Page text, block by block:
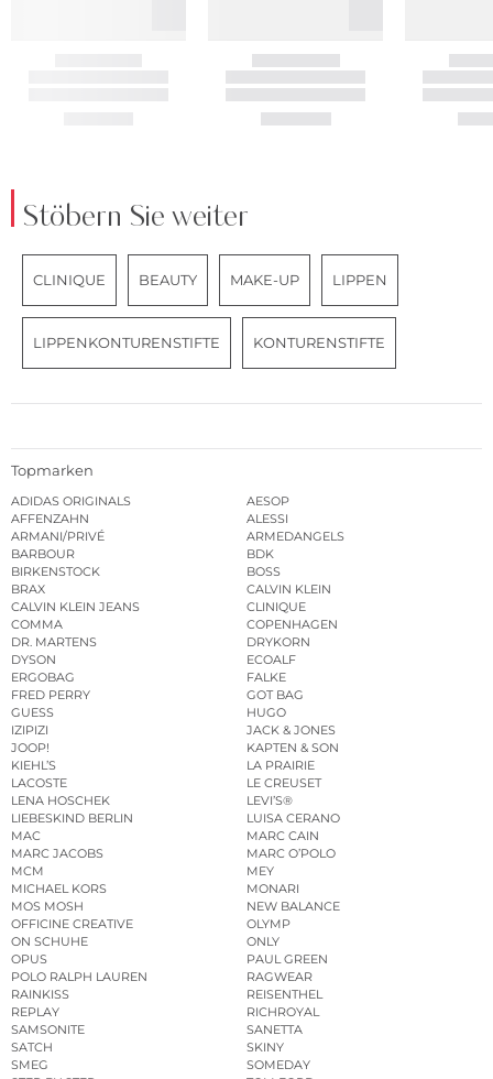
Stöbern Sie weiter
CLINIQUE BEAUTY MAKE-UP LIPPEN
LIPPENKONTURENSTIFTE KONTURENSTIFTE
Topmarken
ADIDAS ORIGINALS
AESOP
AFFENZAHN
ALESSI
ARMANI/PRIVÉ
ARMEDANGELS
BARBOUR
BDK
BIRKENSTOCK
BOSS
BRAX
CALVIN KLEIN
CALVIN KLEIN JEANS
CLINIQUE
COMMA
COPENHAGEN
DR. MARTENS
DRYKORN
DYSON
ECOALF
ERGOBAG
FALKE
FRED PERRY
GOT BAG
GUESS
HUGO
IZIPIZI
JACK & JONES
JOOP!
KAPTEN & SON
KIEHL’S
LA PRAIRIE
LACOSTE
LE CREUSET
LENA HOSCHEK
LEVI’S®
LIEBESKIND BERLIN
LUISA CERANO
MAC
MARC CAIN
MARC JACOBS
MARC O’POLO
MCM
MEY
MICHAEL KORS
MONARI
MOS MOSH
NEW BALANCE
OFFICINE CREATIVE
OLYMP
ON SCHUHE
ONLY
OPUS
PAUL GREEN
POLO RALPH LAUREN
RAGWEAR
RAINKISS
REISENTHEL
REPLAY
RICHROYAL
SAMSONITE
SANETTA
SATCH
SKINY
SMEG
SOMEDAY